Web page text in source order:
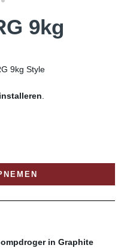
9kg
9kg Style
installeren.
in Graphite